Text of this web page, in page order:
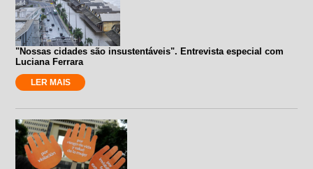
"Nossas cidades são insustentáveis". Entrevista especial com
Luciana Ferrara
LER MAIS